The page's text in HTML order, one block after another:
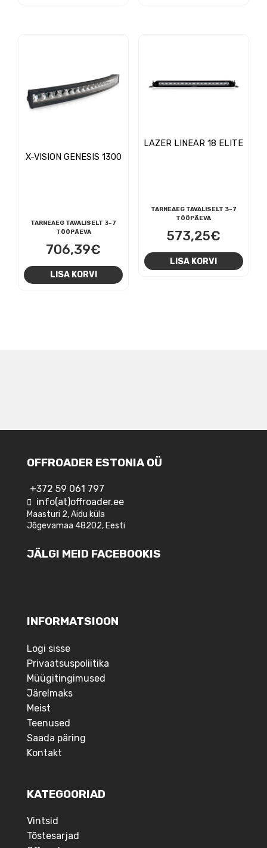
X-VISION GENESIS 1300
TARNEAEG TAVALISELT 3-7
TÖÖPÄEVA
706,39€
LISA KORVI
LAZER LINEAR 18 ELITE
TARNEAEG TAVALISELT 3-7
TÖÖPÄEVA
573,25€
LISA KORVI
OFFROADER ESTONIA OÜ
+372 59 061 797
info(at)offroader.ee
Maasturi 2, Aidu küla
Jõgevamaa 48202, Eesti
JÄLGI MEID FACEBOOKIS
INFORMATSIOON
Logi sisse
Privaatsuspoliitika
Müügitingimused
Järelmaks
Meist
Teenused
Saada päring
Kontakt
KATEGOORIAD
Vintsid
Tõstesarjad